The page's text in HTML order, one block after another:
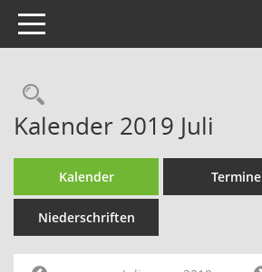
Toggle navigation
Rechercheauswahl
Kalender 2019 Juli
Kalender Termine
Niederschriften